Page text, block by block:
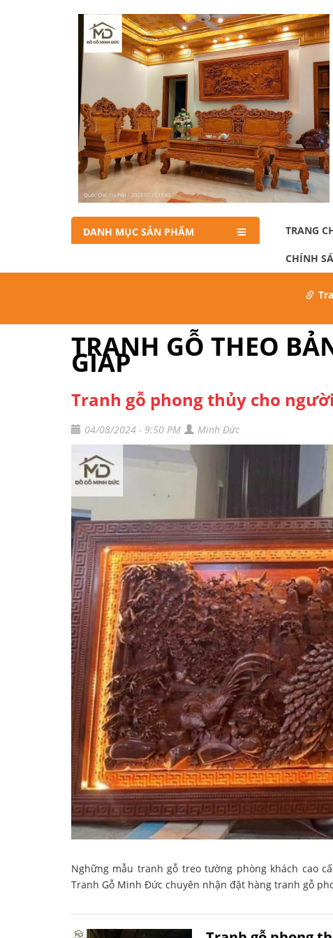
DANH MỤC SẢN PHẨM TRANG
CHÍNH
TRANH GỖ THEO
GIÁP
Tranh gỗ phong thủy cho
04/08/2024 - 9:50 PM Minh Đức
Nghững mẫu tranh gỗ treo tường phòng khách cao
Tranh Gỗ Minh Đức chuyên nhận đặt hàng tranh gỗ